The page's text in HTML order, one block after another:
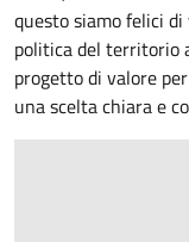
questo siamo felici
politica del territorio
progetto di valore
una scelta chiara e